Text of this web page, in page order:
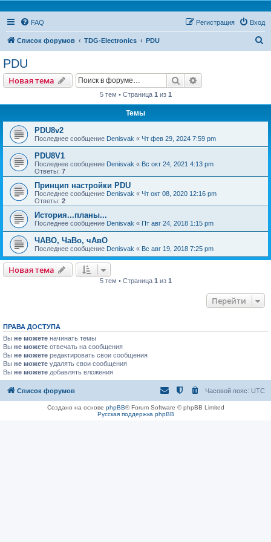
FAQ Вход
Регистрация
Список форумов TDG-Electronics PDU
PDU
Новая тема Поиск
5 тем • Страница 1 из 1
Темы
PDU8v2
Последнее сообщение Denisvak « Чт фев 29, 2024 7:59 pm
PDU8V1
Последнее сообщение Denisvak « Вс окт 24, 2021 4:13 pm
Ответы: 7
Принцип настройки PDU
Последнее сообщение Denisvak « Чт окт 08, 2020 12:16 pm
Ответы: 2
История...планы...
Последнее сообщение Denisvak « Пт авг 24, 2018 1:15 pm
ЧАВО, ЧаВо, чАвО
Последнее сообщение Denisvak « Вс авг 19, 2018 7:25 pm
Новая тема
5 тем • Страница 1 из 1
Перейти
ПРАВА ДОСТУПА
Вы не можете начинать темы
Вы не можете отвечать на сообщения
Вы не можете редактировать свои сообщения
Вы не можете удалять свои сообщения
Вы не можете добавлять вложения
Список форумов Часовой пояс: UTC
Создано на основе phpBB® Forum Software © phpBB Limited
Русская поддержка phpBB